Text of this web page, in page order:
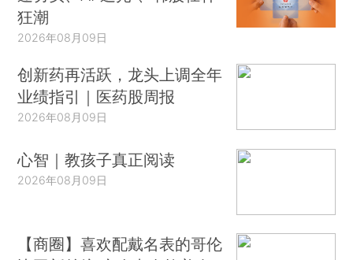
狂潮
2026年08月09日
创新药再活跃，龙头上调全年
业绩指引｜医药股周报
2026年08月09日
心智｜教孩子真正阅读
2026年08月09日
【商圈】喜欢配戴名表的哥伦